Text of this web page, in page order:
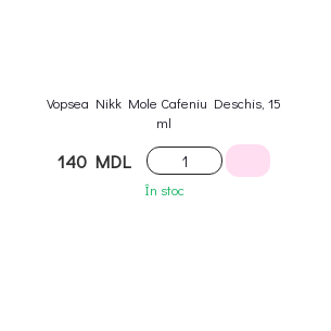
Vopsea Nikk Mole Cafeniu Deschis, 15
ml
140 MDL
În stoc